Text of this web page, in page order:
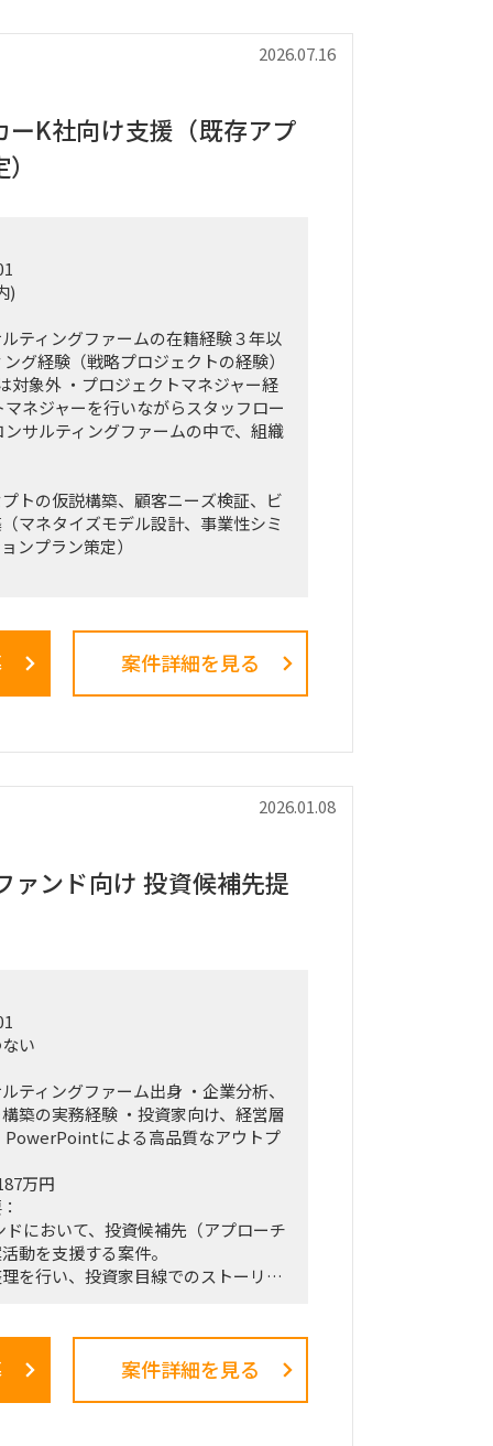
2026.07.16
ーK社向け支援（既存アプ
)
ティングファームの在籍経験３年以
グ経験（戦略プロジェクトの経験）
象外 ・プロジェクトマネジャー経
ネジャーを行いながらスタッフロー
サルティングファームの中で、組織
トの仮説構築、顧客ニーズ検証、ビ
マネタイズモデル設計、事業性シミ
ンプラン策定）
高いPJ」にプロジェクトをリードす
た成長戦略立案
事業コンセプト策定、プロトタイピ
の設計、および市場参入戦略策定
算事業の見直し、プロダクトポート
組織再編計画策定、および全社コス
案件詳細を見る
2026.01.08
ァンド向け 投資候補先提
い
ティングファーム出身 ・企業分析、
築の実務経験 ・投資家向け、経営層
PowerPointによる高品質なアウトプ
万円
ドにおいて、投資候補先（アプローチ
動を支援する案件。
を行い、投資家目線でのストーリー
案件詳細を見る